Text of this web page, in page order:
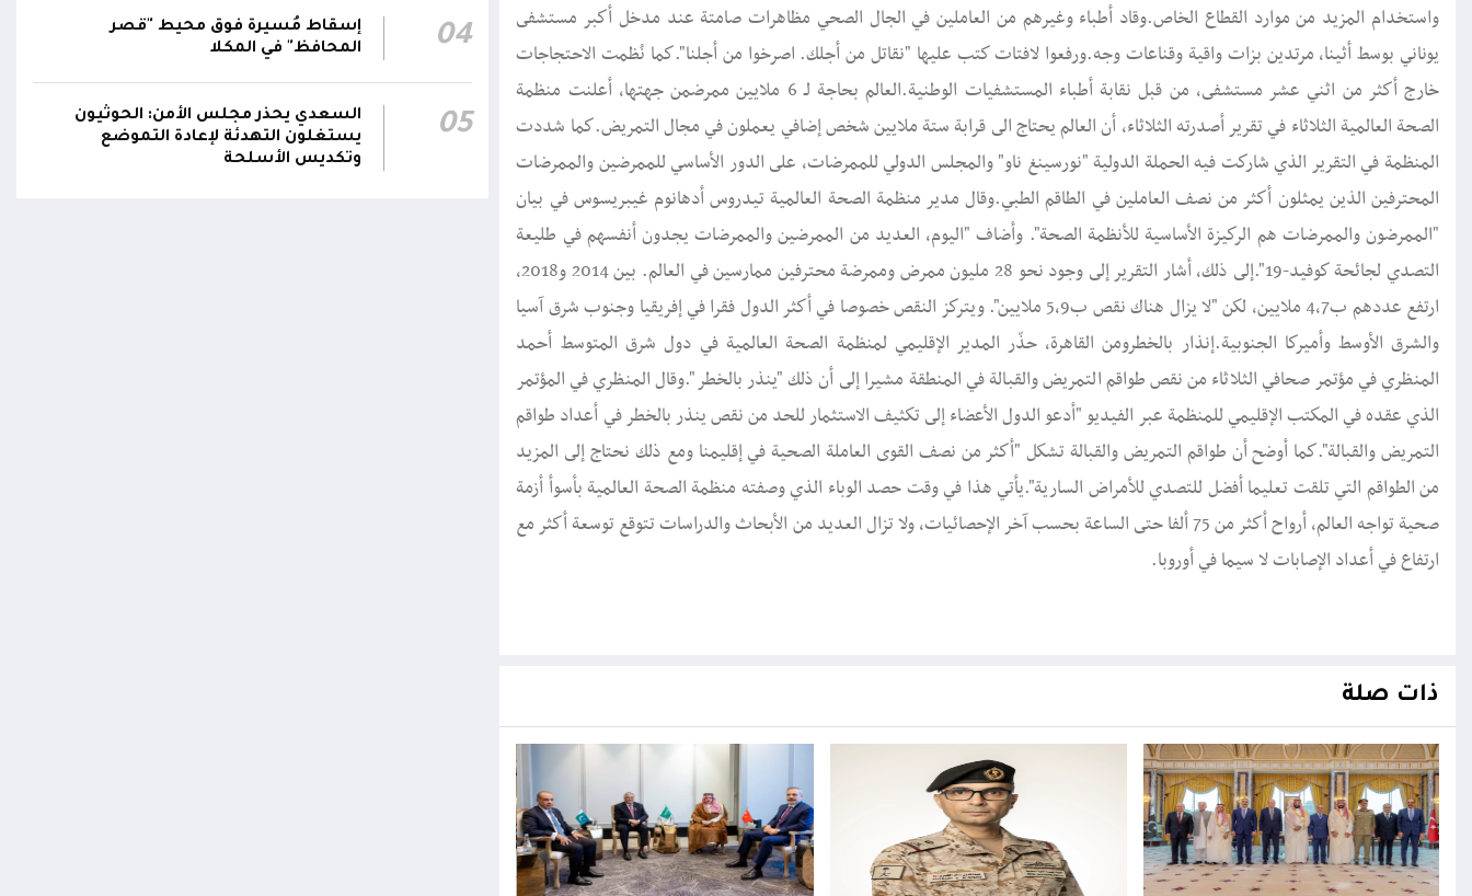
واستخدام المزيد من موارد القطاع الخاص.وقاد أطباء وغيرهم من العاملين في الجال الصحي مظاهرات صامتة عند مدخل أكبر مستشفى
يوناني بوسط أثينا، مرتدين بزات واقية وقناعات وجه.ورفعوا لافتات كتب عليها "نقاتل من أجلك. اصرخوا من أجلنا".كما نُظمت الاحتجاجات
خارج أكثر من اثني عشر مستشفى، من قبل نقابة أطباء المستشفيات الوطنية.العالم بحاجة لـ 6 ملايين ممرضمن جهتها، أعلنت منظمة
الصحة العالمية الثلاثاء في تقرير أصدرته الثلاثاء، أن العالم يحتاج الى قرابة ستة ملايين شخص إضافي يعملون في مجال التمريض.كما شددت
المنظمة في التقرير الذي شاركت فيه الحملة الدولية "نورسينغ ناو" والمجلس الدولي للممرضات، على الدور الأساسي للممرضين والممرضات
المحترفين الذين يمثلون أكثر من نصف العاملين في الطاقم الطبي.وقال مدير منظمة الصحة العالمية تيدروس أدهانوم غيبريسوس في بيان
"الممرضون والممرضات هم الركيزة الأساسية للأنظمة الصحة". وأضاف "اليوم، العديد من الممرضين والممرضات يجدون أنفسهم في طليعة
التصدي لجائحة كوفيد-19".إلى ذلك، أشار التقرير إلى وجود نحو 28 مليون ممرض وممرضة محترفين ممارسين في العالم. بين 2014 و2018،
ارتفع عددهم ب4,7 ملايين، لكن "لا يزال هناك نقص ب5,9 ملايين". ويتركز النقص خصوصا في أكثر الدول فقرا في إفريقيا وجنوب شرق آسيا
والشرق الأوسط وأميركا الجنوبية.إنذار بالخطرومن القاهرة، حذّر المدير الإقليمي لمنظمة الصحة العالمية في دول شرق المتوسط أحمد
المنظري في مؤتمر صحافي الثلاثاء من نقص طواقم التمريض والقبالة في المنطقة مشيرا إلى أن ذلك "ينذر بالخطر".وقال المنظري في المؤتمر
الذي عقده في المكتب الإقليمي للمنظمة عبر الفيديو "أدعو الدول الأعضاء إلى تكثيف الاستثمار للحد من نقص ينذر بالخطر في أعداد طواقم
التمريض والقبالة".كما أوضح أن طواقم التمريض والقبالة تشكل "أكثر من نصف القوى العاملة الصحية في إقليمنا ومع ذلك نحتاج إلى المزيد
من الطواقم التي تلقت تعليما أفضل للتصدي للأمراض السارية".يأتي هذا في وقت حصد الوباء الذي وصفته منظمة الصحة العالمية بأسوأ أزمة
صحية تواجه العالم، أرواح أكثر من 75 ألفا حتى الساعة بحسب آخر الإحصائيات، ولا تزال العديد من الأبحاث والدراسات تتوقع توسعة أكثر مع
ارتفاع في أعداد الإصابات لا سيما في أوروبا.
ذات صلة
04
إسقاط مُسيرة فوق محيط "قصر
المحافظ" في المكلا
05
السعدي يحذر مجلس الأمن: الحوثيون
يستغلون التهدئة لإعادة التموضع
وتكديس الأسلحة